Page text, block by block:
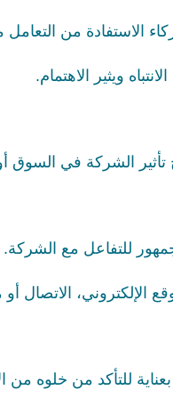
الاستفادة من
ويثير الاهتمام.
الشركة في السوق أو
للتفاعل مع الشركة.
الإلكتروني، الاتصال
للتأكد من خلوه من